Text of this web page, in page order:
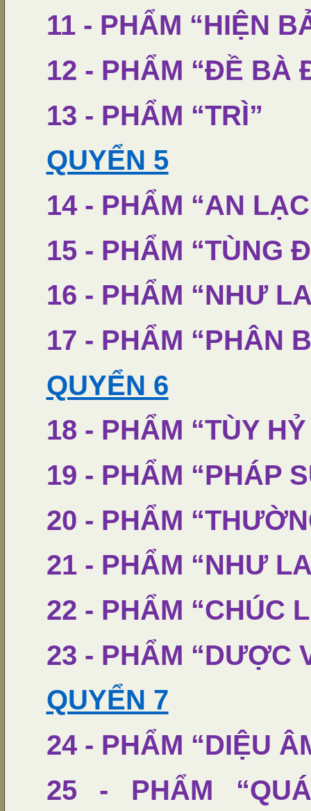
11 - PHẨM “HIỆN
12 - PHẨM “ĐỀ BÀ
13 - PHẨM “TRÌ”
QUYỂN 5
14 - PHẨM “AN
15 - PHẨM “TÙNG
16 - PHẨM “NHƯ
17 - PHẨM “PHÂN
QUYỂN 6
18 - PHẨM “TÙY
19 - PHẨM “PHÁP
20 - PHẨM
21 - PHẨM “NHƯ
22 - PHẨM “CHÚC
23 - PHẨM “DƯỢC
QUYỂN 7
24 - PHẨM “DIỆU
25 - PHẨM